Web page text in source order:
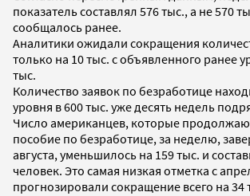
показатель составлял 576 тыс., а не 570
сообщалось ранее.
Аналитики ожидали сокращения
только на 10 тыс. с объявленного ранее
тыс.
Количество заявок по безработице
уровня в 600 тыс. уже десять недель
Число американцев, которые
пособие по безработице, за неделю,
августа, уменьшилось на 159 тыс. и
человек. Это самая низкая отметка с
прогнозировали сокращение всего на 34